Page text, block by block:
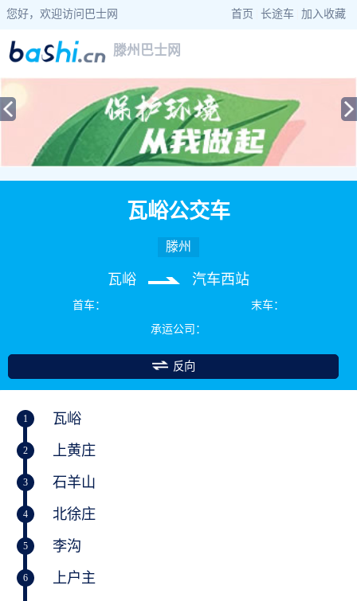
您好，欢迎访问巴士网 首页 长途车 加入收藏
滕州巴士网
当前位置： 巴士网 >山东巴士>滕州公交> 瓦峪公交车公交车路线查询
瓦峪公交车
滕州
瓦峪 汽车西站
首车：
末车：
承运公司：
反向
1 瓦峪
2 上黄庄
3 石羊山
4 北徐庄
5 李沟
6 上户主